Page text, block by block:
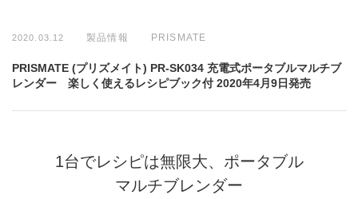
2020.03.12 製品情報 PRISMATE
PRISMATE (プリズメイト) PR-SK034 充電式ポータブルマルチブ
レンダー 楽しく使えるレシピブック付 2020年4月9日発売
1台でレシピは無限大、ポータブル
マルチブレンダー